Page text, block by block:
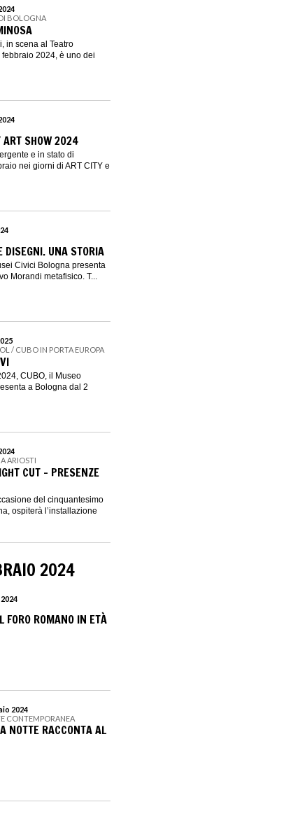
BOLOGNA
in scena al Teatro
2024, è uno dei
ART SHOW 2024
e in stato di
nei giorni di ART CITY e
DISEGNI. UNA STORIA
Civici Bologna presenta
Morandi metafisico. T...
/ CUBO IN PORTA EUROPA
CUBO, il Museo
a Bologna dal 2
ARIOSTI
CUT – PRESENZE
del cinquantesimo
ospiterà l’installazione
2024
FORO ROMANO IN ETÀ
2024
CONTEMPORANEA
NOTTE RACCONTA AL